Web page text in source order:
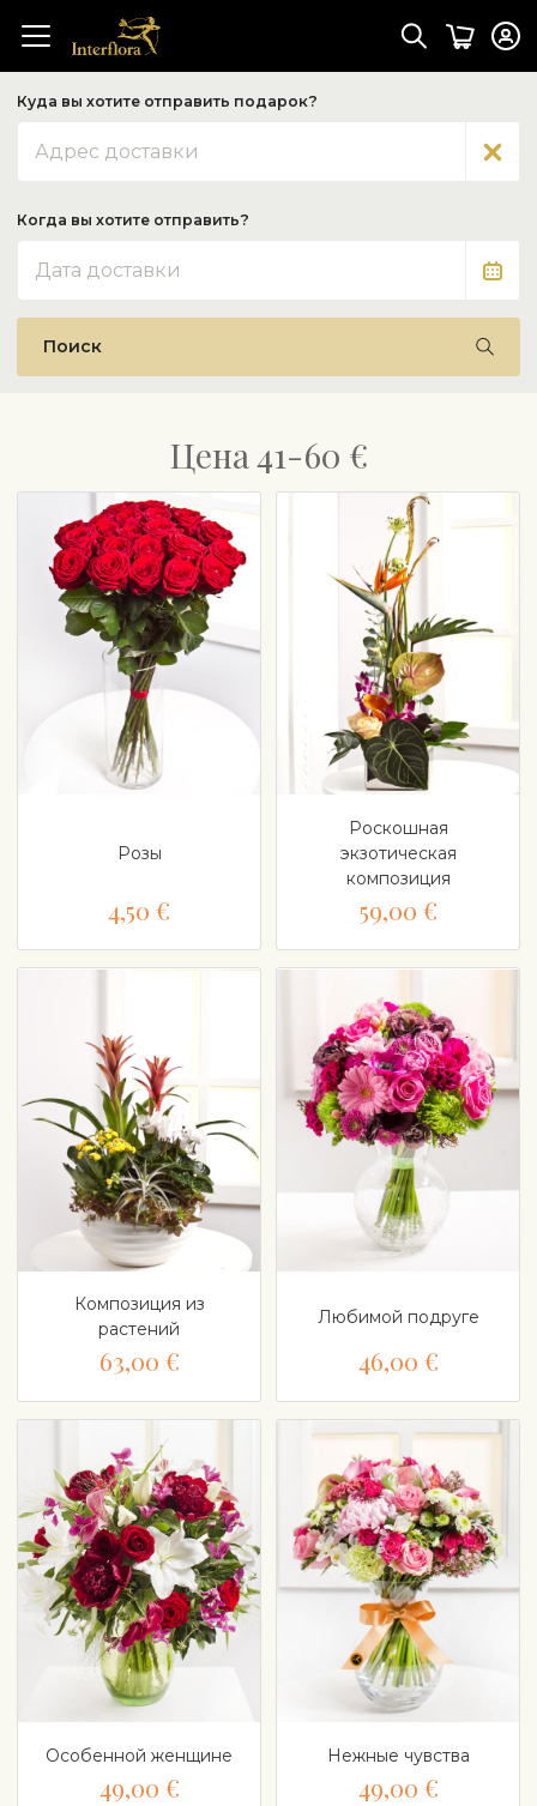
Куда вы хотите отправить подарок?
Когда вы хотите отправить?
Поиск
Цена 41-60 €
Розы
4,50 €
Роскошная
экзотическая
композиция
59,00 €
Композиция из
растений
63,00 €
Любимой подруге
46,00 €
Особенной женщине
49,00 €
Нежные чувства
49,00 €